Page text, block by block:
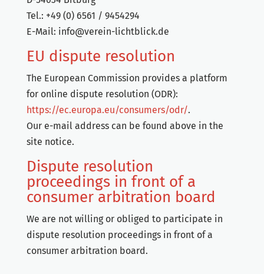
Tel.: +49 (0) 6561 / 9454294
E-Mail: info@verein-lichtblick.de
EU dispute resolution
The European Commission provides a platform
for online dispute resolution (ODR):
https://ec.europa.eu/consumers/odr/.
Our e-mail address can be found above in the
site notice.
Dispute resolution
proceedings in front of a
consumer arbitration board
We are not willing or obliged to participate in
dispute resolution proceedings in front of a
consumer arbitration board.